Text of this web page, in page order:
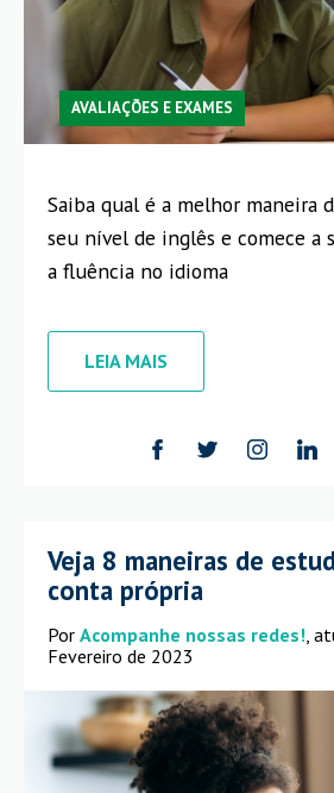
AVALIAÇÕES E EXAMES
Saiba qual é a melhor maneira
seu nível de inglês e comece a
a fluência no idioma
LEIA MAIS
Veja 8 maneiras de
conta própria
Por Acompanhe nossas redes! ,
Fevereiro de 2023